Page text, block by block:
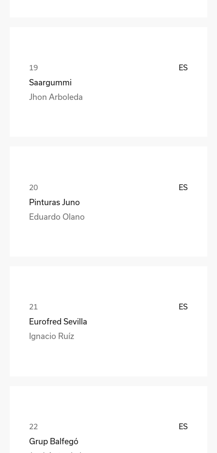
ES
Saargummi
Jhon Arboleda
ES
Pinturas Juno
Eduardo Olano
ES
Eurofred Sevilla
Ignacio Ruíz
ES
Grup Balfegó